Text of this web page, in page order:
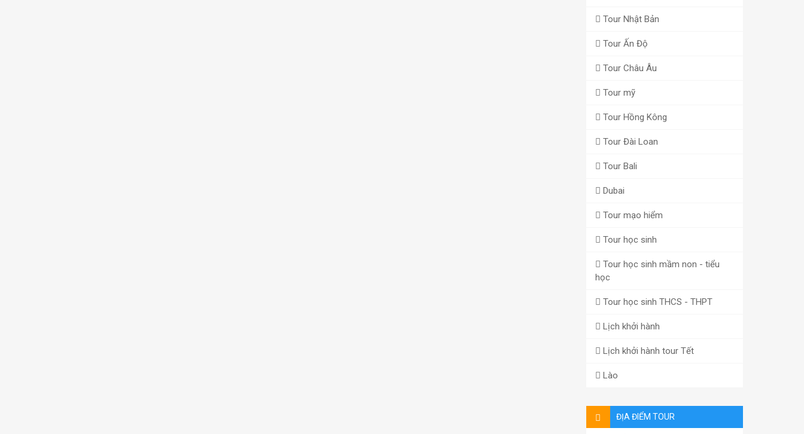
Tour Nhật Bản
Tour Ấn Độ
Tour Châu Âu
Tour mỹ
Tour Hồng Kông
Tour Đài Loan
Tour Bali
Dubai
Tour mạo hiểm
Tour học sinh
Tour học sinh mầm non - tiểu
học
Tour học sinh THCS - THPT
Lịch khởi hành
Lịch khởi hành tour Tết
Lào
ĐỊA ĐIỂM TOUR